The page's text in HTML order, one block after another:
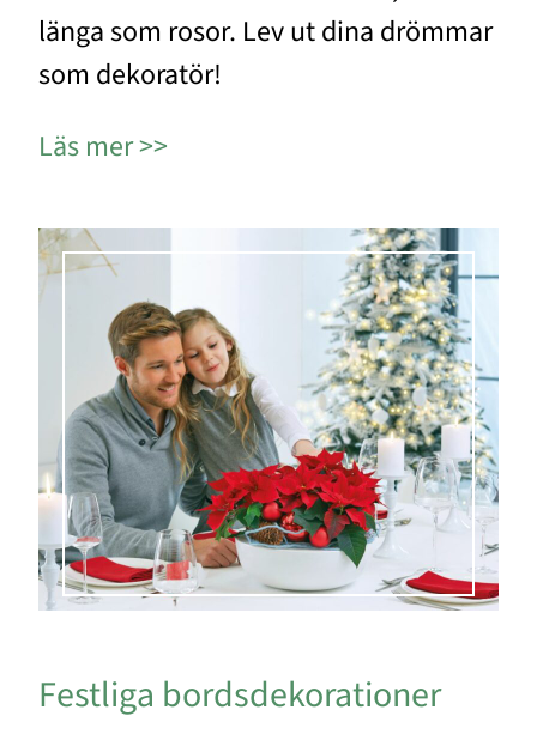
länga som rosor. Lev ut dina drömmar
som dekoratör!
Läs mer
Festliga bordsdekorationer